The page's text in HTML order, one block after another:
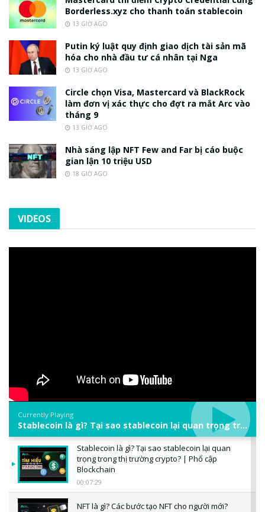
Borderless.xyz cho thanh toán stablecoin
13 GIỜ AGO
Putin ký luật quy định giao dịch tài sản mã
hóa cho nhà đầu tư cá nhân tại Nga
13 GIỜ AGO
Circle chọn Visa, Mastercard và BlackRock
làm đơn vị xác thực cho đợt ra mắt Arc vào
tháng 9
13 GIỜ AGO
Nhà sáng lập NFT Few and Far bị cáo buộc
gian lận 10 triệu USD
18 GIỜ AGO
VIDEOS
Currently Playing
Stablecoin là gì? Tại sao stablecoin lại quan trọng trong thị trường crypto? | Phổ cập Blockchain
Stablecoin là gì? Tại sao stablecoin lại quan
trọng trong thị trường crypto? | Phổ cập
Blockchain
00:07:29
NFT là gì? Các bước tạo NFT cho người mới?